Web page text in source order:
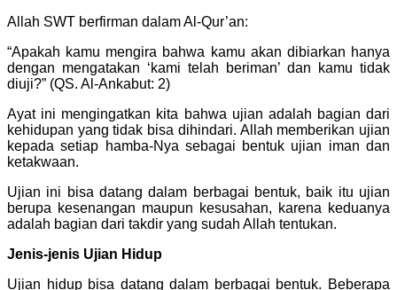
Allah SWT berfirman dalam Al-Qur’an:
“Apakah kamu mengira bahwa kamu akan dibiarkan hanya
dengan mengatakan ‘kami telah beriman’ dan kamu tidak
diuji?” (QS. Al-Ankabut: 2)
Ayat ini mengingatkan kita bahwa ujian adalah bagian dari
kehidupan yang tidak bisa dihindari. Allah memberikan ujian
kepada setiap hamba-Nya sebagai bentuk ujian iman dan
ketakwaan.
Ujian ini bisa datang dalam berbagai bentuk, baik itu ujian
berupa kesenangan maupun kesusahan, karena keduanya
adalah bagian dari takdir yang sudah Allah tentukan.
Jenis-jenis Ujian Hidup
Ujian hidup bisa datang dalam berbagai bentuk. Beberapa